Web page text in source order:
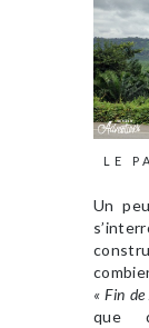
LE
Un
« Fin
que